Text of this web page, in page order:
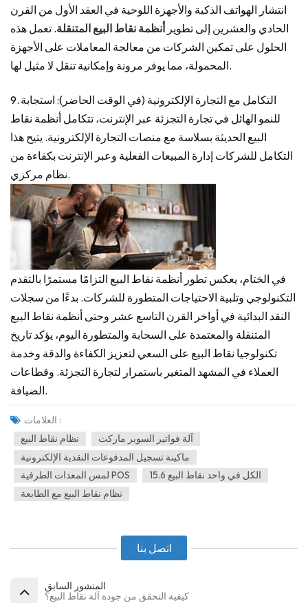
انتشار الهواتف الذكية والأجهزة اللوحية في العقد الأول من القرن
الحادي والعشرين إلى تطويرأنظمة نقاط البيع المتنقلة. تعمل هذه
الحلول على تمكين الشركات من معالجة المعاملات على الأجهزة
المحمولة، مما يوفر مرونة وإمكانية تنقل لا مثيل لها.
9. التكامل مع التجارة الإلكترونية (في الوقت الحاضر): استجابة
للنمو الهائل في تجارة التجزئة عبر الإنترنت، تتكامل أنظمة نقاط
البيع الحديثة بسلاسة مع منصات التجارة الإلكترونية. يتيح هذا
التكامل للشركات إدارة المبيعات الفعلية وعبر الإنترنت بكفاءة من
نظام مركزي.
في الختام، يعكس تطور أنظمة نقاط البيع التزامًا مستمرًا بالتقدم
التكنولوجي وتلبية الاحتياجات المتطورة للشركات. بدءًا من سجلات
النقد البدائية في أواخر القرن التاسع عشر وحتى أنظمة نقاط البيع
المتنقلة والمعتمدة على السحابة والمتطورة اليوم، يؤكد تاريخ
تكنولوجيا نقاط البيع على السعي لتعزيز الكفاءة والدقة وخدمة
العملاء في المشهد المتغير باستمرار لتجارة التجزئة. وقطاعات
الضيافة.
العلامات :
نظام نقاط البيع
آلة فواتير السوبر ماركت
ماكينة تسجيل المدفوعات النقدية الإلكترونية
لمس المعدات الطرفية POS
الكل في واحد نقاط البيع 15.6
نظام نقاط البيع مع الطابعة
اتصل بنا
المنشور السابق
كيفية التحقق من جودة آلة نقاط البيع؟